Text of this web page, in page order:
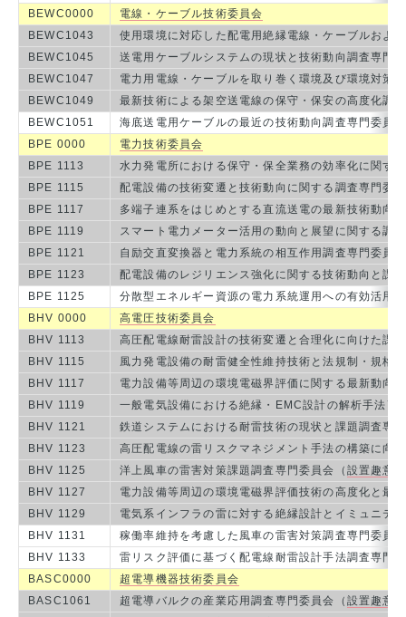
BEWC0000
電線・ケーブル技術委員会
BEWC1043
使用環境に対応した配電用絶縁電線・ケーブルおよ
BEWC1045
送電用ケーブルシステムの現状と技術動向調査専門
BEWC1047
電力用電線・ケーブルを取り巻く環境及び環境対策
BEWC1049
最新技術による架空送電線の保守・保安の高度化調
BEWC1051
海底送電用ケーブルの最近の技術動向調査専門委員
BPE 0000
電力技術委員会
BPE 1113
水力発電所における保守・保全業務の効率化に関す
BPE 1115
配電設備の技術変遷と技術動向に関する調査専門委
BPE 1117
多端子連系をはじめとする直流送電の最新技術動向
BPE 1119
スマート電力メーター活用の動向と展望に関する調
BPE 1121
自励交直変換器と電力系統の相互作用調査専門委員
BPE 1123
配電設備のレジリエンス強化に関する技術動向と課
BPE 1125
分散型エネルギー資源の電力系統運用への有効活用
BHV 0000
高電圧技術委員会
BHV 1113
高圧配電線耐雷設計の技術変遷と合理化に向けた課
BHV 1115
風力発電設備の耐雷健全性維持技術と法規制・規格
BHV 1117
電力設備等周辺の環境電磁界評価に関する最新動向
BHV 1119
一般電気設備における絶縁・EMC設計の解析手法高
BHV 1121
鉄道システムにおける耐雷技術の現状と課題調査専
BHV 1123
高圧配電線の雷リスクマネジメント手法の構築に向
BHV 1125
洋上風車の雷害対策課題調査専門委員会（ 設置趣意書
BHV 1127
電力設備等周辺の環境電磁界評価技術の高度化と最
BHV 1129
電気系インフラの雷に対する絶縁設計とイミュニテ
BHV 1131
稼働率維持を考慮した風車の雷害対策調査専門委員
BHV 1133
雷リスク評価に基づく配電線耐雷設計手法調査専門
BASC0000
超電導機器技術委員会
BASC1061
超電導バルクの産業応用調査専門委員会（ 設置趣意